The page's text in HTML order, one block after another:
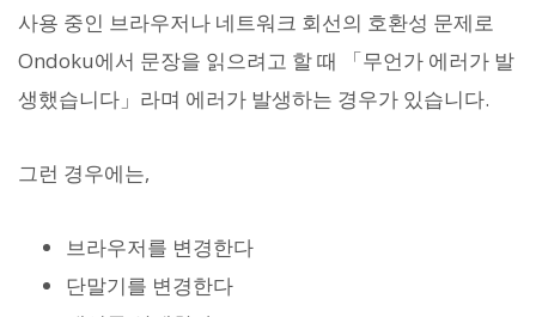
사용 중인 브라우저나 네트워크 회선의 호환성 문제로
Ondoku에서 문장을 읽으려고 할 때 「무언가 에러가 발
생했습니다」라며 에러가 발생하는 경우가 있습니다.
그런 경우에는,
브라우저를 변경한다
단말기를 변경한다